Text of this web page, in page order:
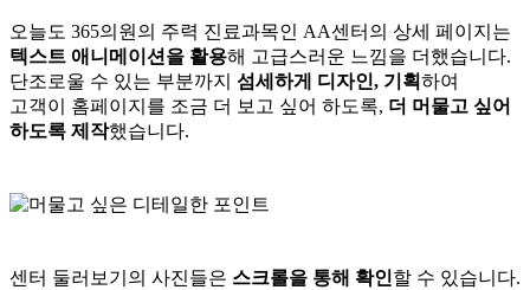
오늘도 365의원의 주력 진료과목인 AA센터의 상세 페이지는
텍스트 애니메이션을 활용해 고급스러운 느낌을 더했습니다.
단조로울 수 있는 부분까지 섬세하게 디자인, 기획하여
고객이 홈페이지를 조금 더 보고 싶어 하도록, 더 머물고 싶어
하도록 제작했습니다.
센터 둘러보기의 사진들은 스크롤을 통해 확인할 수 있습니다.